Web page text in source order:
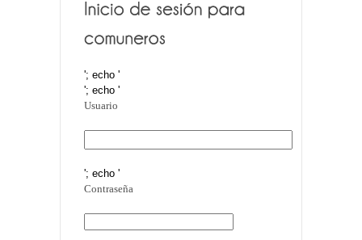
'; echo '
'; echo '
Usuario
'; echo '
Contraseña